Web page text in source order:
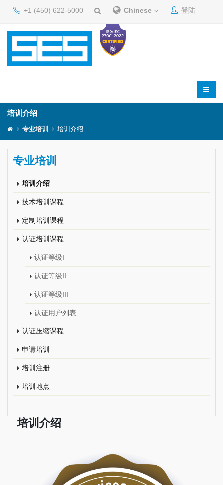
+1 (450) 622-5000 Chinese 登陆
培训介绍
专业培训 培训介绍
专业培训
培训介绍
技术培训课程
定制培训课程
认证培训课程
认证等级I
认证等级II
认证等级III
认证用户列表
认证压缩课程
申请培训
培训注册
培训地点
培训介绍